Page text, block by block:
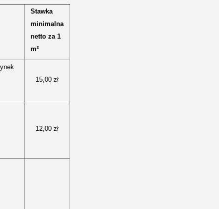
Stawka
minimalna
netto za 1
m²
15,00 zł
12,00 zł